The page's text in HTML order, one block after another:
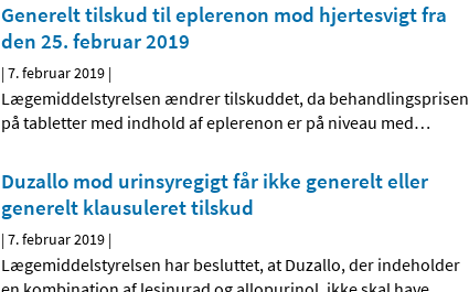
Generelt tilskud til eplerenon mod hjertesvigt fra
den 25. februar 2019
|7. februar 2019 |
Lægemiddelstyrelsen ændrer tilskuddet, da behandlingsprisen
på tabletter med indhold af eplerenon er på niveau med…
Duzallo mod urinsyregigt får ikke generelt eller
generelt klausuleret tilskud
|7. februar 2019 |
Lægemiddelstyrelsen har besluttet, at Duzallo, der indeholder